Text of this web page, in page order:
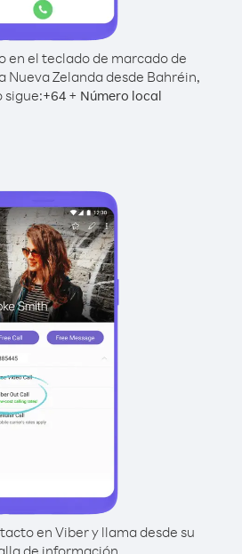
en el teclado de marcado de
Nueva Zelanda desde Bahréin,
sigue:+64 + Número local
en Viber y llama desde su
de información